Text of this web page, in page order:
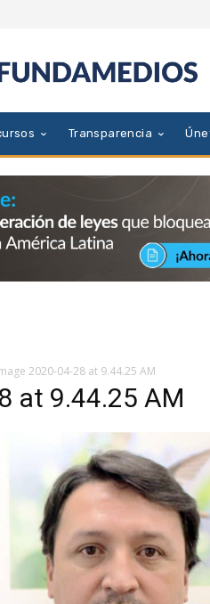
Transparencia
2020-04-28 at 9.44.25 AM
at 9.44.25 AM